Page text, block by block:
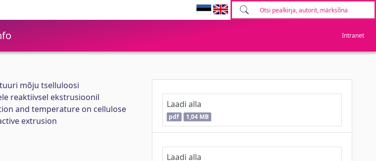
Intranet
mõju tselluloosi
reaktiivsel ekstrusioonil
and temperature on cellulose
extrusion
Laadi alla
pdf 1,04 MB
Laadi alla